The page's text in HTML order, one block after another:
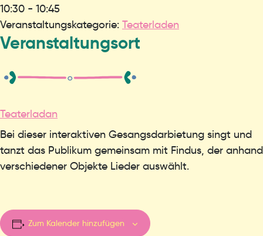
10:30 - 10:45
Veranstaltungskategorie: Teaterladen
Veranstaltungsort
Teaterladan
Bei dieser interaktiven Gesangsdarbietung singt und
tanzt das Publikum gemeinsam mit Findus, der anhand
verschiedener Objekte Lieder auswählt.
Zum Kalender hinzufügen